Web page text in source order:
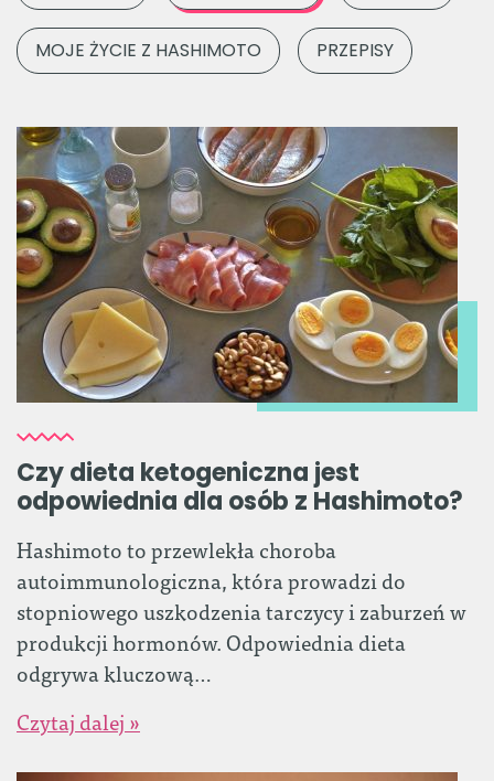
MOJE ŻYCIE Z HASHIMOTO PRZEPISY
Czy dieta ketogeniczna jest
odpowiednia dla osób z Hashimoto?
Hashimoto to przewlekła choroba
autoimmunologiczna, która prowadzi do
stopniowego uszkodzenia tarczycy i zaburzeń w
produkcji hormonów. Odpowiednia dieta
odgrywa kluczową…
Czytaj dalej »